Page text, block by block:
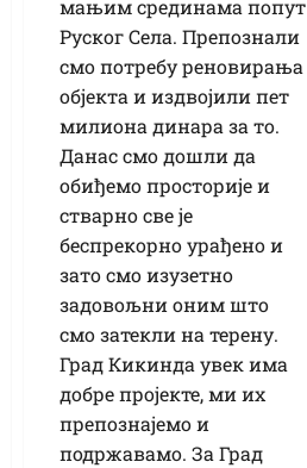
мањим срединама попут
Руског Села. Препознали
смо потребу реновирања
објекта и издвојили пет
милиона динара за то.
Данас смо дошли да
обиђемо просторије и
стварно све је
беспрекорно урађено и
зато смо изузетно
задовољни оним што
смо затекли на терену.
Град Кикинда увек има
добре пројекте, ми их
препознајемо и
подржавамо. За Град